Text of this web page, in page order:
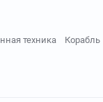
техника Корабль